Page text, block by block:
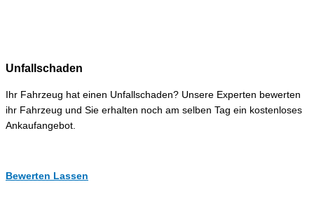
Unfallschaden
Ihr Fahrzeug hat einen Unfallschaden? Unsere Experten bewerten
ihr Fahrzeug und Sie erhalten noch am selben Tag ein kostenloses
Ankaufangebot.
Bewerten Lassen